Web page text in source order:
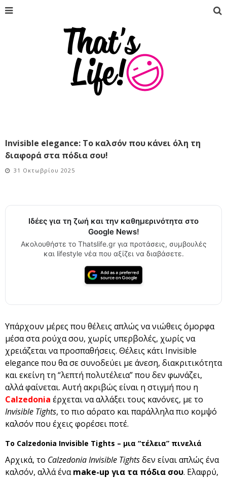
Invisible elegance: Το καλσόν που κάνει όλη τη
διαφορά στα πόδια σου!
31 Οκτωβρίου 2025
Ιδέες για τη ζωή και την καθημερινότητα στο
Google News!
Ακολουθήστε το Thatslife.gr για προτάσεις, συμβουλές
και lifestyle νέα που αξίζει να διαβάσετε.
Υπάρχουν μέρες που θέλεις απλώς να νιώθεις όμορφα
μέσα στα ρούχα σου, χωρίς υπερβολές, χωρίς να
χρειάζεται να προσπαθήσεις. Θέλεις κάτι Invisible
elegance που θα σε συνοδεύει με άνεση, διακριτικότητα
και εκείνη τη “λεπτή πολυτέλεια” που δεν φωνάζει,
αλλά φαίνεται. Αυτή ακριβώς είναι η στιγμή που η
Calzedonia έρχεται να αλλάξει τους κανόνες, με το
Invisible Tights, το πιο αόρατο και παράλληλα πιο κομψό
καλσόν που έχεις φορέσει ποτέ.
Το Calzedonia Invisible Tights – μια “τέλεια” πινελιά
Αρχικά, το Calzedonia Invisible Tightsδεν είναι απλώς ένα
καλσόν, αλλά έναmake-up για τα πόδια σου. Ελαφρύ,